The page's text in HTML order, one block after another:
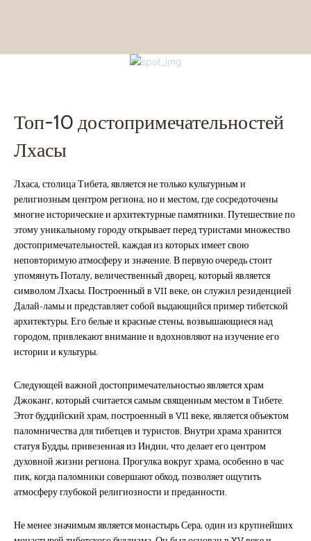
Топ-10 достопримечательностей
Лхасы
Лхаса, столица Тибета, является не только культурным и
религиозным центром региона, но и местом, где сосредоточены
многие исторические и архитектурные памятники. Путешествие по
этому уникальному городу открывает перед туристами множество
достопримечательностей, каждая из которых имеет свою
неповторимую атмосферу и значение. В первую очередь стоит
упомянуть Поталу, величественный дворец, который является
символом Лхасы. Построенный в VII веке, он служил резиденцией
Далай-ламы и представляет собой выдающийся пример тибетской
архитектуры. Его белые и красные стены, возвышающиеся над
городом, привлекают внимание и вдохновляют на изучение его
истории и культуры.
Следующей важной достопримечательностью является храм
Джоканг, который считается самым священным местом в Тибете.
Этот буддийский храм, построенный в VII веке, является объектом
паломничества для тибетцев и туристов. Внутри храма хранится
статуя Будды, привезенная из Индии, что делает его центром
духовной жизни региона. Прогулка вокруг храма, особенно в час
пик, когда паломники совершают обход, позволяет ощутить
атмосферу глубокой религиозности и преданности.
Не менее значимым является монастырь Сера, один из крупнейших